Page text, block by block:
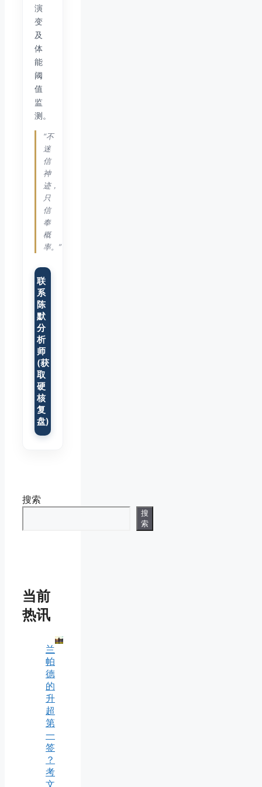
演
变
及
体
能
阈
值
监
测。
“不
迷
信
神
迹，
只
信
奉
概
率。”
联
系
陈
默
分
析
师
(获
取
硬
核
复
盘)
搜索
搜
索
当前
热讯
兰
帕
德
的
升
超
第
一
签
？
考
文